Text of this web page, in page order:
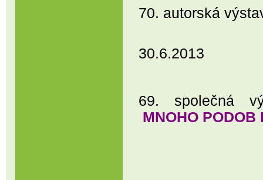
70. autorská
30.6.2013
69. společná
MNOHO PODOB